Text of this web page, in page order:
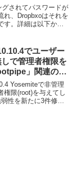
定。
グされてパスワードが
れ、Dropbxoはそれを
す。詳細は以下か
でユーザー
で管理者権限を
」関連の脆
修正。
Yosemiteで非管理
権限(root)を与えてし
性を新たに3件修正